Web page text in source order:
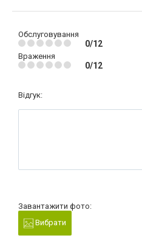
Обслуговування
0/12
Враження
0/12
Відгук:
Завантажити фото:
Вибрати